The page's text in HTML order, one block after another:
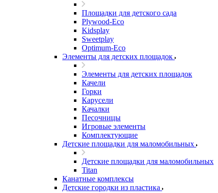
Площадки для детского сада
Plywood-Eco
Kidsplay
Sweetplay
Оptimum-Еco
Элементы для детских площадок
Элементы для детских площадок
Качели
Горки
Карусели
Качалки
Песочницы
Игровые элементы
Комплектующие
Детские площадки для маломобильных
Детские площадки для маломобильных
Titan
Канатные комплексы
Детские городки из пластика